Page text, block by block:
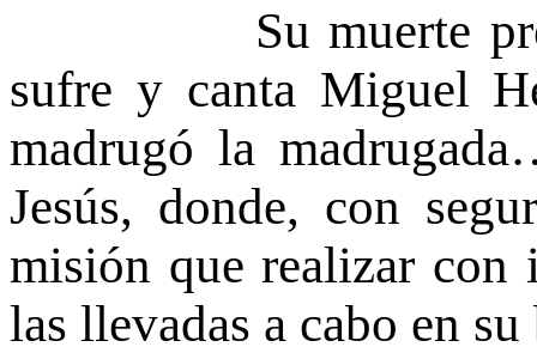
Su muerte
sufre y canta Miguel
madrugó la
Jesús, donde, con
misión que realizar con
las llevadas a cabo en